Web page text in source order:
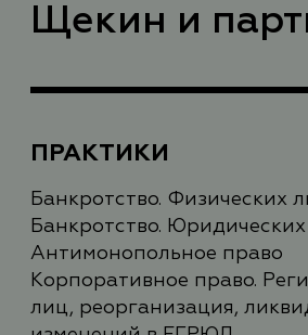
Щекин и
ПРАКТИКИ
Банкротство. Физических
Банкротство.
Антимонопольное право
Корпоративное право.
лиц, реорганизация,